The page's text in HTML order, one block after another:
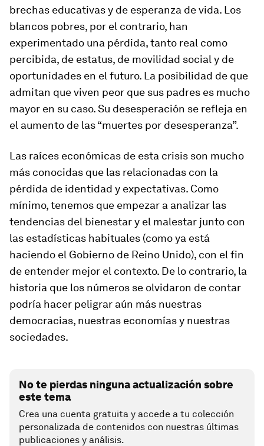
brechas educativas y de esperanza de vida. Los
blancos pobres, por el contrario, han
experimentado una pérdida, tanto real como
percibida, de estatus, de movilidad social y de
oportunidades en el futuro. La posibilidad de que
admitan que viven peor que sus padres es mucho
mayor en su caso. Su desesperación se refleja en
el aumento de las “muertes por desesperanza”.
Las raíces económicas de esta crisis son mucho
más conocidas que las relacionadas con la
pérdida de identidad y expectativas. Como
mínimo, tenemos que empezar a analizar las
tendencias del bienestar y el malestar junto con
las estadísticas habituales (como ya está
haciendo el Gobierno de Reino Unido), con el fin
de entender mejor el contexto. De lo contrario, la
historia que los números se olvidaron de contar
podría hacer peligrar aún más nuestras
democracias, nuestras economías y nuestras
sociedades.
No te pierdas ninguna actualización sobre
este tema
Crea una cuenta gratuita y accede a tu colección
personalizada de contenidos con nuestras últimas
publicaciones y análisis.